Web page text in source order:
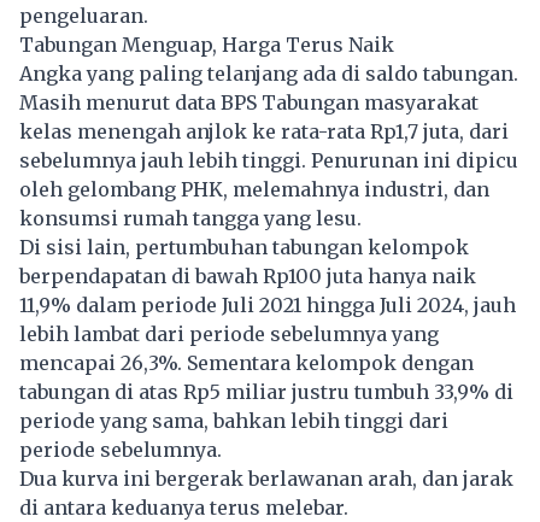
pengeluaran.
Tabungan Menguap, Harga Terus Naik
Angka yang paling telanjang ada di saldo tabungan.
Masih menurut data BPS Tabungan masyarakat
kelas menengah anjlok ke rata-rata Rp1,7 juta, dari
sebelumnya jauh lebih tinggi. Penurunan ini dipicu
oleh gelombang PHK, melemahnya industri, dan
konsumsi rumah tangga yang lesu.
Di sisi lain, pertumbuhan tabungan kelompok
berpendapatan di bawah Rp100 juta hanya naik
11,9% dalam periode Juli 2021 hingga Juli 2024, jauh
lebih lambat dari periode sebelumnya yang
mencapai 26,3%. Sementara kelompok dengan
tabungan di atas Rp5 miliar justru tumbuh 33,9% di
periode yang sama, bahkan lebih tinggi dari
periode sebelumnya.
Dua kurva ini bergerak berlawanan arah, dan jarak
di antara keduanya terus melebar.